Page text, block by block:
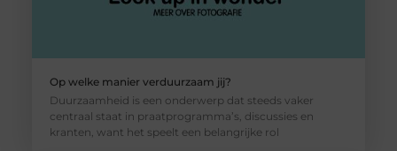
Op welke manier verduurzaam jij?
Duurzaamheid is een onderwerp dat steeds vaker
centraal staat in praatprogramma’s, discussies en
kranten, want het speelt een belangrijke rol